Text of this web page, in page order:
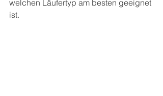
welchen Läufertyp am besten geeignet
ist.